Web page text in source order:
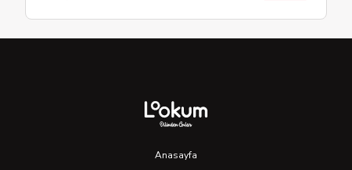
Anasayfa